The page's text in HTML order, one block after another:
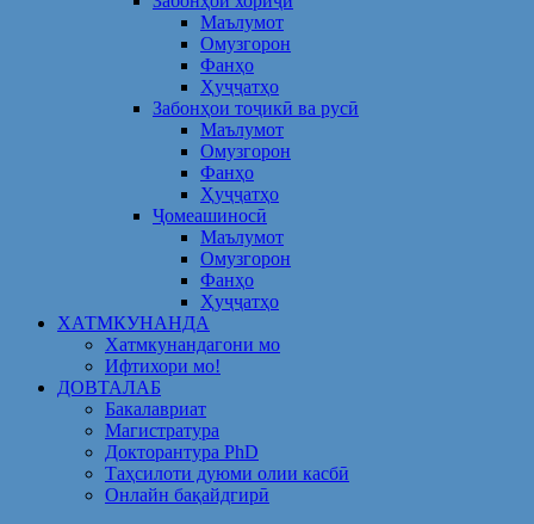
Маълумот
Омузгорон
Фанҳо
Ҳуҷҷатҳо
Забонҳои тоҷикӣ ва русӣ
Маълумот
Омузгорон
Фанҳо
Ҳуҷҷатҳо
Ҷомеашиносӣ
Маълумот
Омузгорон
Фанҳо
Ҳуҷҷатҳо
ХАТМКУНАНДА
Хатмкунандагони мо
Ифтихори мо!
ДОВТАЛАБ
Бакалавриат
Магистратура
Докторантура PhD
Таҳсилоти дуюми олии касбӣ
Онлайн бақайдгирӣ